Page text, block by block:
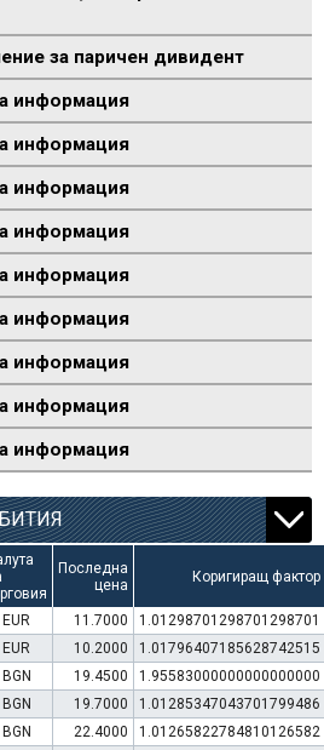
за паричен дивидент
информация
информация
информация
информация
информация
информация
информация
информация
информация
Последна
цена
Коригиращ фактор
EUR 11.7000
1.01298701298701298701
EUR 10.2000
1.01796407185628742515
BGN 19.4500
1.95583000000000000000
BGN 19.7000
1.01285347043701799486
BGN 22.4000
1.01265822784810126582